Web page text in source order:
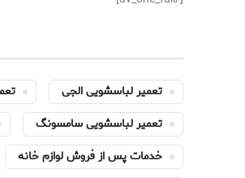
تعمیر لباسشویی الجی
تعمیر لباسشویی سامسونگ
خدمات پس از فروش لوازم خانه